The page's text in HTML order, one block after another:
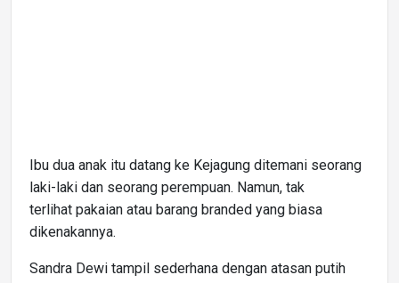
Ibu dua anak itu datang ke Kejagung ditemani seorang
laki-laki dan seorang perempuan. Namun, tak
terlihat pakaian atau barang branded yang biasa
dikenakannya.
Sandra Dewi tampil sederhana dengan atasan putih